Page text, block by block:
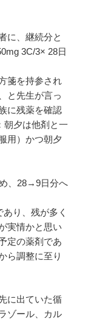
に、継続分と
3C/3× 28日
箋を持参され
と先生が言っ
に残薬を確認
朝夕は他剤と一
用）かつ朝夕
、28→9日分へ
り、残が多く
実情かと思い
定の薬剤であ
ら調整に至り
に出ていた循
ゾール、カル